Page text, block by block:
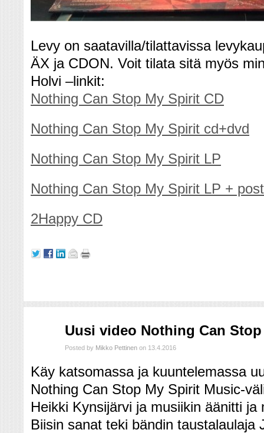
Levy on saatavilla/tilattavissa
ÄX ja CDON. Voit tilata sitä myös
Holvi –linkit:
Nothing Can Stop My Spirit CD
Nothing Can Stop My Spirit cd+dvd
Nothing Can Stop My Spirit LP
Nothing Can Stop My Spirit LP +
2Happy CD
Uusi video Nothing Can
Posted by Mikko Pettinen on 13.4.2016
Käy katsomassa ja kuuntelemassa
Nothing Can Stop My Spirit Music-
Heikki Kynsijärvi ja musiikin äänitti
Biisin sanat teki bändin taustalaulaja